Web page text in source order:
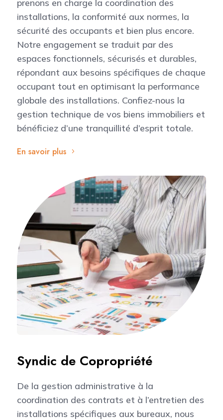
prenons en charge la coordination des
installations, la conformité aux normes, la
sécurité des occupants et bien plus encore.
Notre engagement se traduit par des
espaces fonctionnels, sécurisés et durables,
répondant aux besoins spécifiques de chaque
occupant tout en optimisant la performance
globale des installations. Confiez-nous la
gestion technique de vos biens immobiliers et
bénéficiez d’une tranquillité d’esprit totale.
En savoir plus
Syndic de Copropriété
De la gestion administrative à la
coordination des contrats et à l’entretien des
installations spécifiques aux bureaux, nous